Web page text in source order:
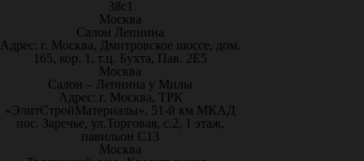
38с1
Москва
Салон Лепнина
Адрес: г. Москва, Дмитровское шоссе, дом.
165, кор. 1, т.ц. Бухта, Пав. 2Е5
Москва
Салон – Лепнина у Милы
Адрес: г. Москва, ТРК
«ЭлитСтройМатериалы», 51-й км МКАД
пос. Заречье, ул.Торговая, с.2, 1 этаж,
павильон С13
Москва